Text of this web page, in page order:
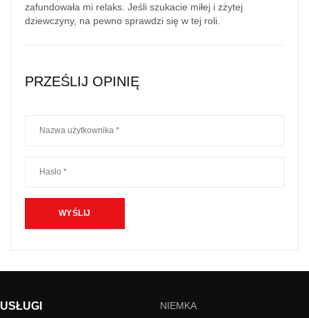
zafundowała mi relaks. Jeśli szukacie miłej i zżytej
dziewczyny, na pewno sprawdzi się w tej roli.
PRZEŚLIJ OPINIĘ
USŁUGI
NIEMKA